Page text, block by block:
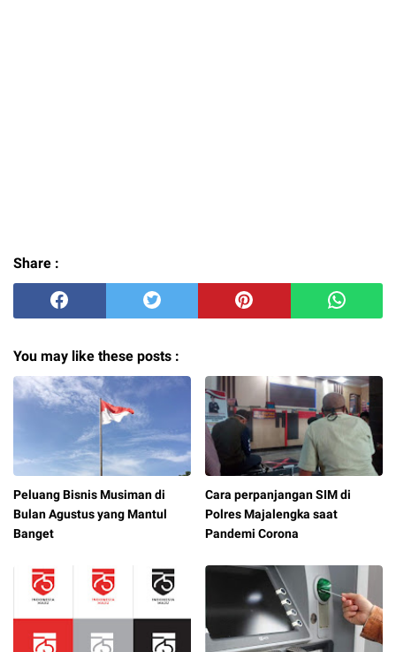
Share :
You may like these posts :
Peluang Bisnis Musiman di
Bulan Agustus yang Mantul
Banget
Cara perpanjangan SIM di
Polres Majalengka saat
Pandemi Corona